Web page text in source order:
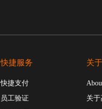
快捷服务
快捷支付
员工验证
关
关